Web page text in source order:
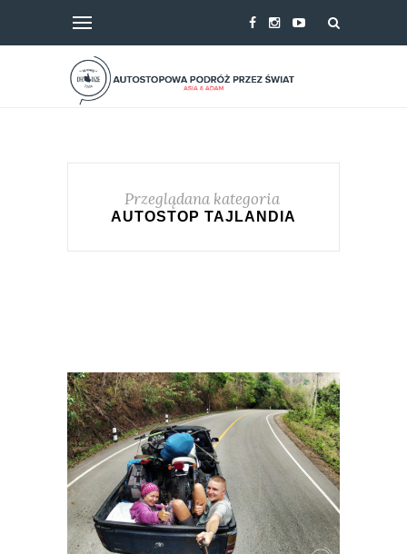
Przeglądana kategoria
AUTOSTOP TAJLANDIA